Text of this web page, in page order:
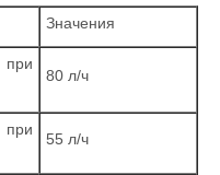
Значения
при
80 л/ч
55 л/ч